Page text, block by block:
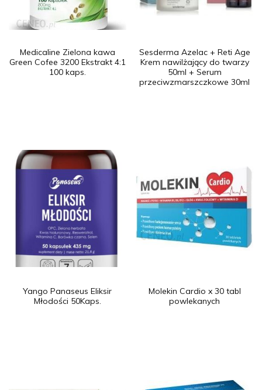
Medicaline Zielona kawa
Green Cofee 3200 Ekstrakt 4:1
100 kaps.
Sesderma Azelac + Reti Age
Krem nawilżający do twarzy
50ml + Serum
przeciwzmarszczkowe 30ml
Yango Panaseus Eliksir
Młodości 50Kaps.
Molekin Cardio x 30 tabl
powlekanych